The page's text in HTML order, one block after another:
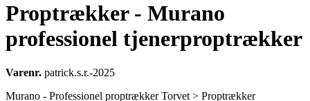
Proptrækker - Murano
professionel tjenerproptrækker
Varenr. patrick.s.r.-2025
Murano - Professionel proptrækker Torvet > Proptrækker